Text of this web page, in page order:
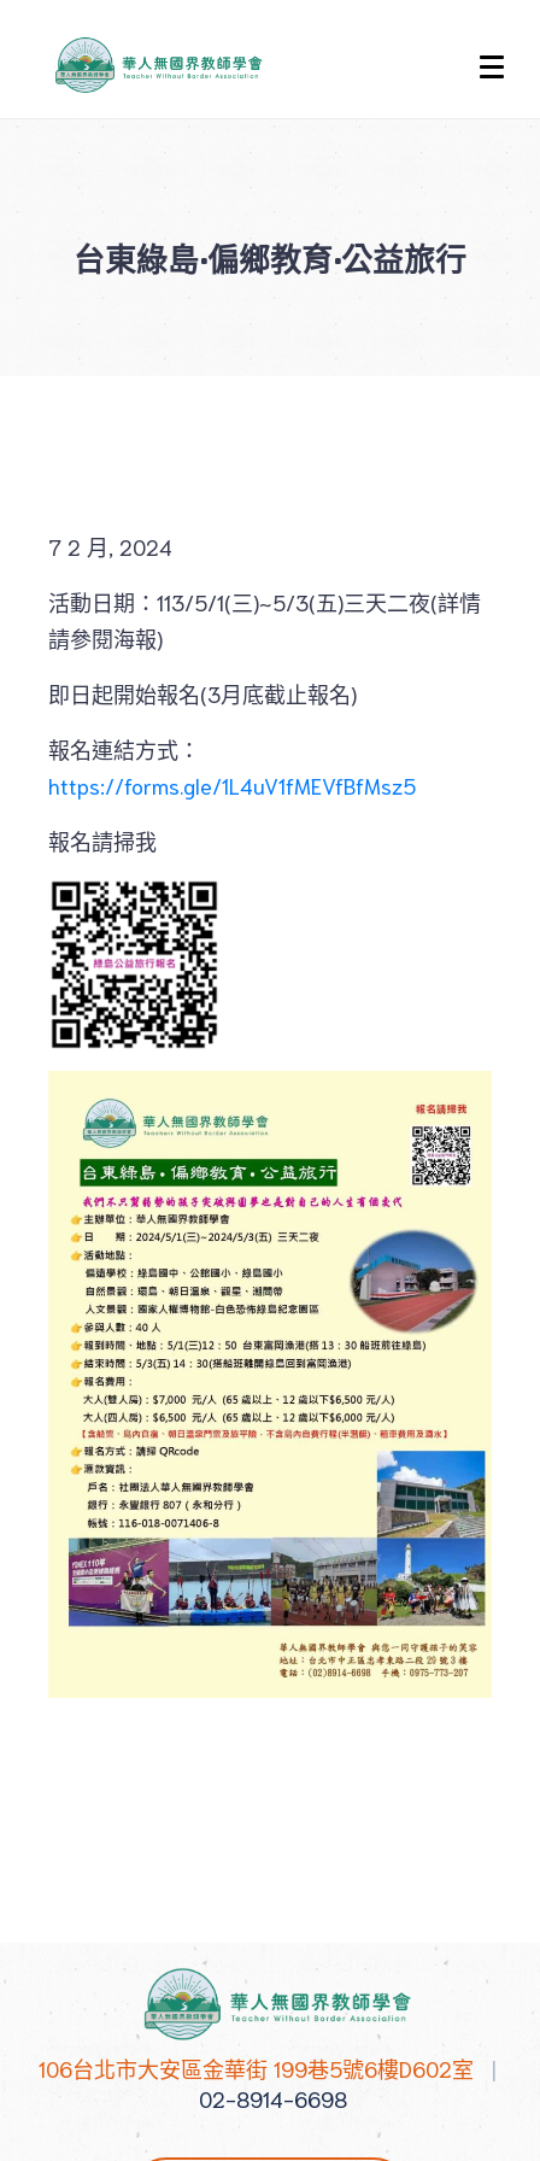
台東綠島·偏鄉教育·公益旅行
7 2 月, 2024
活動日期：113/5/1(三)~5/3(五)三天二夜(詳情
請參閱海報)
即日起開始報名(3月底截止報名)
報名連結方式：
https://forms.gle/1L4uV1fMEVfBfMsz5
報名請掃我
106台北市大安區金華街 199巷5號6樓D602室 |
02-8914-6698